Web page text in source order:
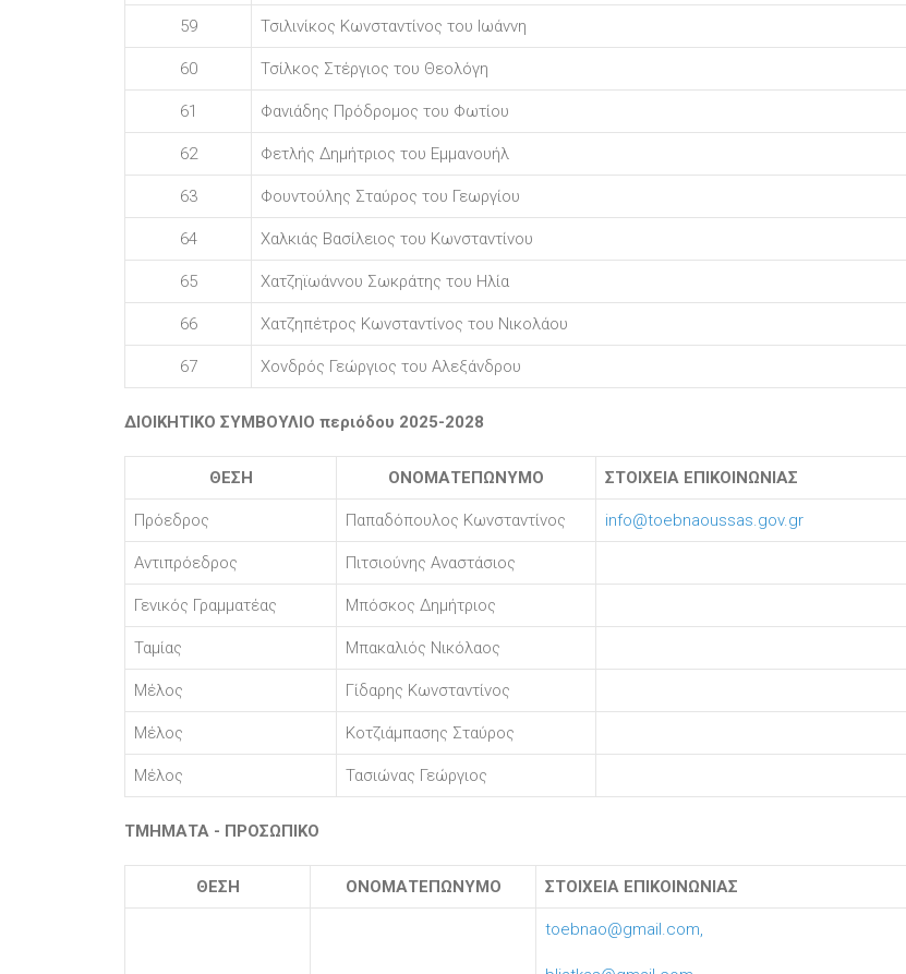
59 Τσιλινίκος Κωνσταντίνος του Ιωάννη
60 Τσίλκος Στέργιος του Θεολόγη
61 Φανιάδης Πρόδρομος του Φωτίου
62 Φετλής Δημήτριος του Εμμανουήλ
63 Φουντούλης Σταύρος του Γεωργίου
64 Χαλκιάς Βασίλειος του Κωνσταντίνου
65 Χατζηϊωάννου Σωκράτης του Ηλία
66 Χατζηπέτρος Κωνσταντίνος του Νικολάου
67 Χονδρός Γεώργιος του Αλεξάνδρου
ΔΙΟΙΚΗΤΙΚΟ ΣΥΜΒΟΥΛΙΟ περιόδου 2025-2028
ΘΕΣΗ ΟΝΟΜΑΤΕΠΩΝΥΜΟ ΣΤΟΙΧΕΙΑ ΕΠΙΚΟΙΝΩΝΙΑΣ
Πρόεδρος Παπαδόπουλος Κωνσταντίνος info@toebnaoussas.gov.gr
Αντιπρόεδρος Πιτσιούνης Αναστάσιος
Γενικός Γραμματέας Μπόσκος Δημήτριος
Ταμίας Μπακαλιός Νικόλαος
Μέλος Γίδαρης Κωνσταντίνος
Μέλος Κοτζιάμπασης Σταύρος
Μέλος Τασιώνας Γεώργιος
ΤΜΗΜΑΤΑ - ΠΡΟΣΩΠΙΚΟ
ΘΕΣΗ ΟΝΟΜΑΤΕΠΩΝΥΜΟ ΣΤΟΙΧΕΙΑ ΕΠΙΚΟΙΝΩΝΙΑΣ
toebnao@gmail.com,